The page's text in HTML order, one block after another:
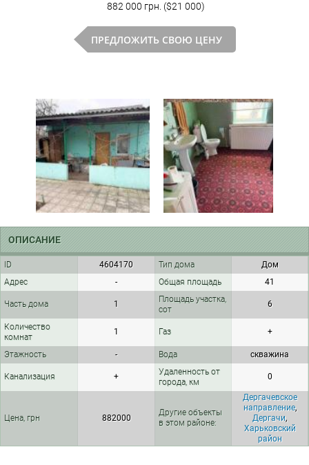
882 000 грн. ($21 000)
ПРЕДЛОЖИТЬ СВОЮ ЦЕНУ
ОПИСАНИЕ
ID 4604170 Тип дома
Дом
Адрес
- Общая площадь 41
Часть дома 1
Площадь участка,
сот
6
Количество
комнат
1 Газ +
Этажность - Вода скважина
Канализация +
Удаленность от
города, км
0
Цена, грн 882000
Другие объекты
в этом районе:
Дергачевское
направление,
Дергачи,
Харьковский
район